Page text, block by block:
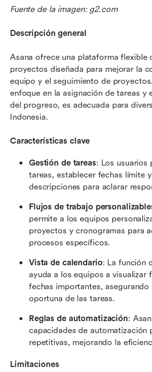
Fuente de la imagen: g2.com
Descripción general
Asana ofrece una plataforma flexible
proyectos diseñada para mejorar la
equipo y el seguimiento de
enfoque en la asignación de tareas y
del progreso, es adecuada para
Indonesia.
Características clave
Gestión de tareas: Los usuarios
tareas, establecer fechas límite
descripciones para aclarar
Flujos de trabajo
permite a los equipos
proyectos y cronogramas para
procesos específicos.
Vista de calendario: La función
ayuda a los equipos a visualizar
fechas importantes, asegurando
oportuna de las tareas.
Reglas de automatización:
capacidades de automatización
repetitivas, mejorando la
Limitaciones